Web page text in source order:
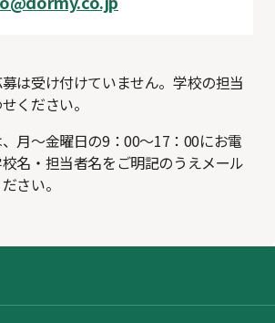
は受け付けていません。学校の担当
ください。
月～金曜日の9：00～17：00にお電
名・担当者名をご明記のうえメール
さい。